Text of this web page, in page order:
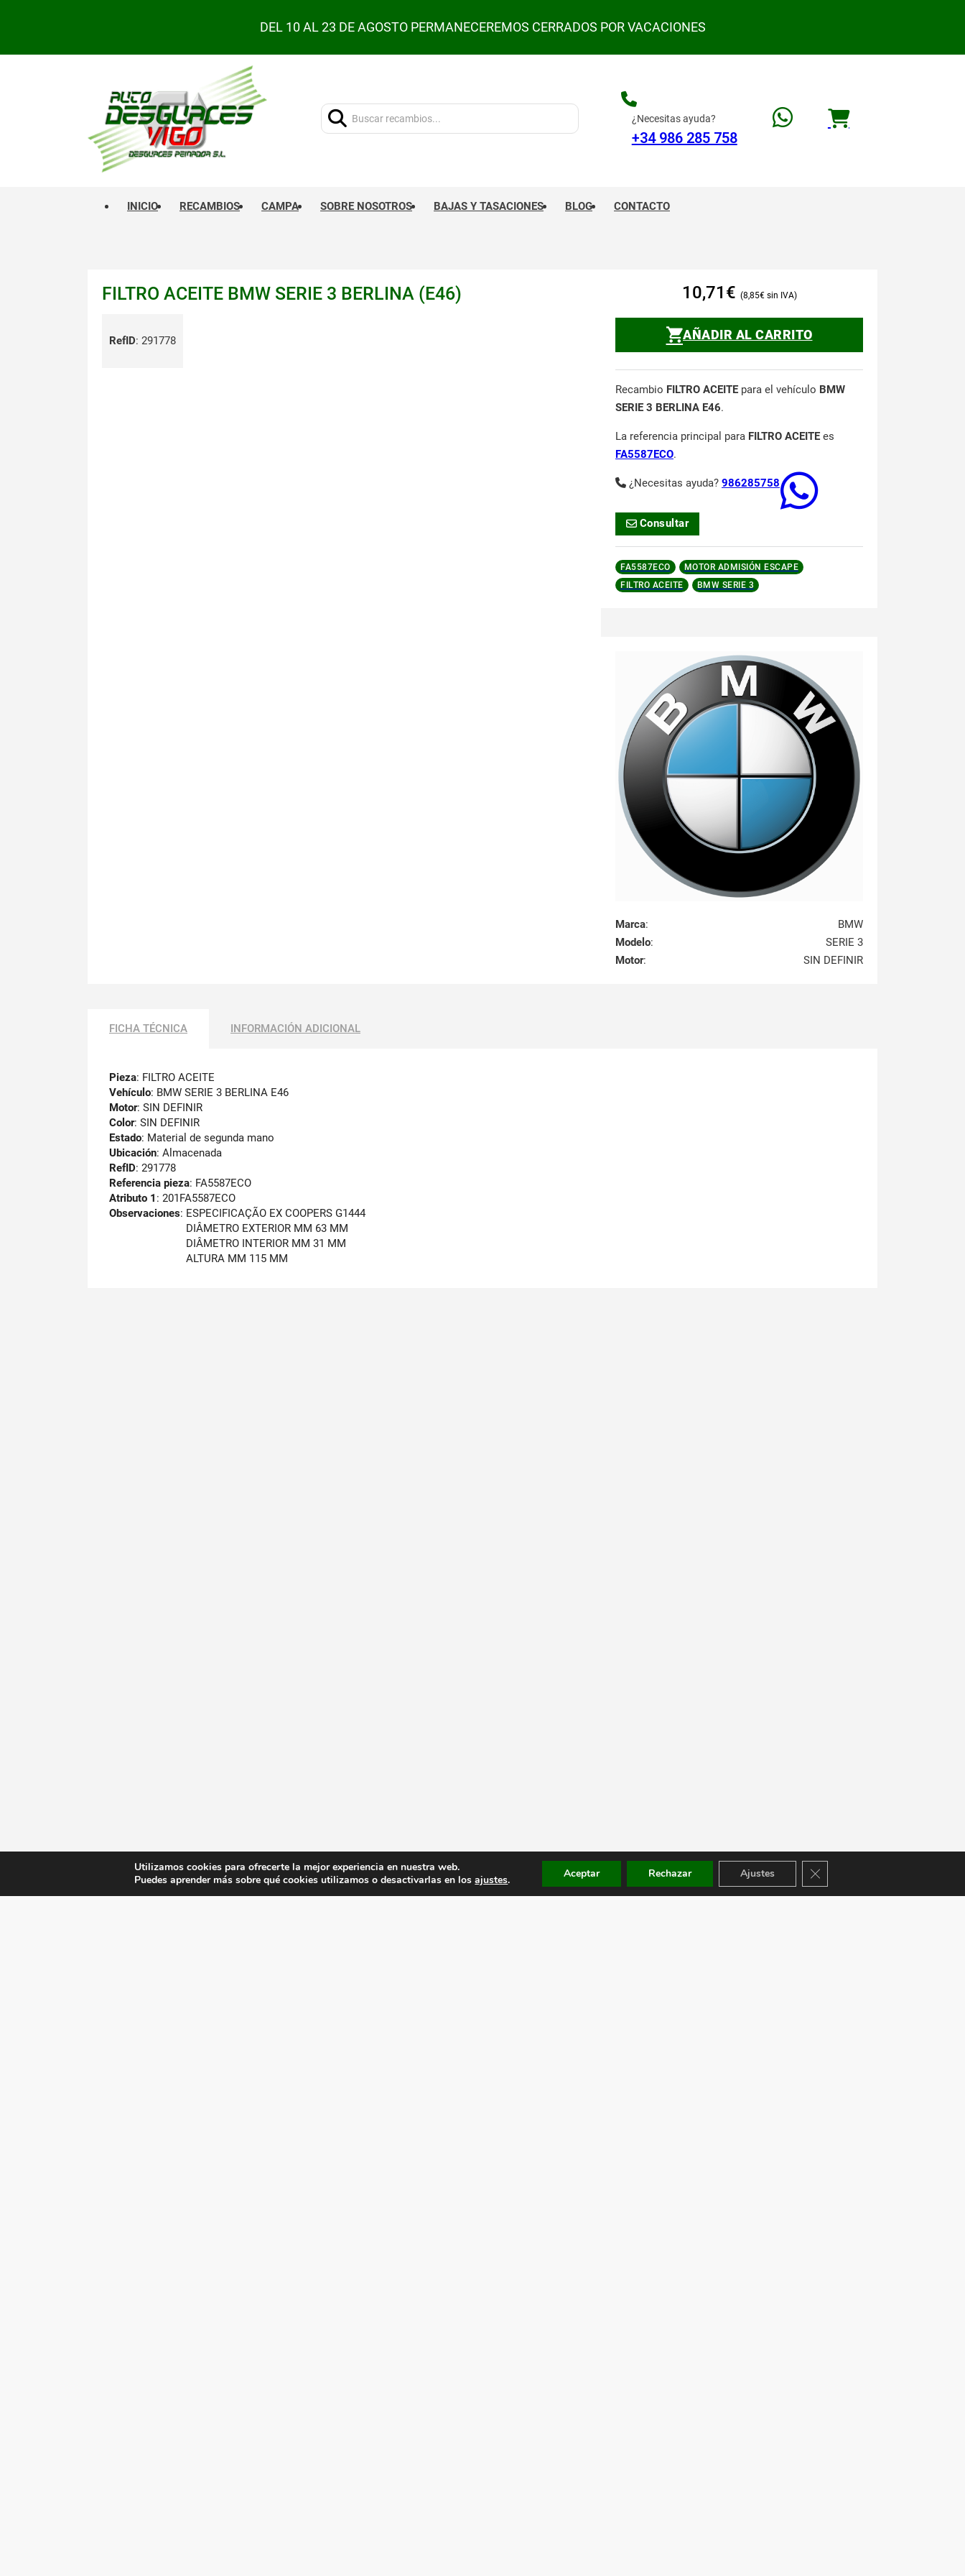
DEL 10 AL 23 DE AGOSTO PERMANECEREMOS CERRADOS POR VACACIONES
Buscar:
¿Necesitas ayuda?
+34 986 285 758
INICIO RECAMBIOS CAMPA SOBRE NOSOTROS BAJAS Y TASACIONES BLOG CONTACTO
FILTRO ACEITE BMW SERIE 3 BERLINA (E46)
RefID: 291778
10,71 € 8,85€
AÑADIR AL CARRITO
Recambio FILTRO ACEITE para el vehículo BMW
SERIE 3 BERLINA E46.
La referencia principal para FILTRO ACEITE es
FA5587ECO.
¿Necesitas ayuda? 986285758
Consultar
FA5587ECO
MOTOR ADMISIÓN ESCAPE
FILTRO ACEITE
BMW SERIE 3
Marca:
BMW
Modelo:
SERIE 3
Motor: SIN DEFINIR
FICHA TÉCNICA INFORMACIÓN ADICIONAL
Pieza: FILTRO ACEITE
Vehículo: BMW SERIE 3 BERLINA E46
Motor: SIN DEFINIR
Color: SIN DEFINIR
Estado: Material de segunda mano
Ubicación: Almacenada
RefID: 291778
Referencia pieza: FA5587ECO
Atributo 1 : 201FA5587ECO
Observaciones: ESPECIFICAÇÃO EX COOPERS G1444
DIÂMETRO EXTERIOR MM 63 MM
DIÂMETRO INTERIOR MM 31 MM
ALTURA MM 115 MM
Utilizamos cookies para ofrecerte la mejor experiencia en nuestra web.
Puedes aprender más sobre qué cookies utilizamos o desactivarlas en losajustes. Aceptar Rechazar Ajustes Cerrar el banner de cookies RGPD